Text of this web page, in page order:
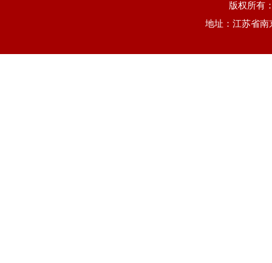
版权所有
地址：江苏省南